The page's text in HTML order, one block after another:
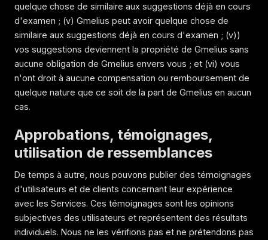
quelque chose de similaire aux suggestions déjà en cours
d'examen ; (v) Gmelius peut avoir quelque chose de
similaire aux suggestions déjà en cours d'examen ; (v))
vos suggestions deviennent la propriété de Gmelius sans
aucune obligation de Gmelius envers vous ; et (vi) vous
n'ont droit à aucune compensation ou remboursement de
quelque nature que ce soit de la part de Gmelius en aucun
cas.
Approbations, témoignages,
utilisation de ressemblances
De temps à autre, nous pouvons publier des témoignages
d'utilisateurs et de clients concernant leur expérience
avec les Services. Ces témoignages sont les opinions
subjectives des utilisateurs et représentent des résultats
individuels. Nous ne les vérifions pas et ne prétendons pas